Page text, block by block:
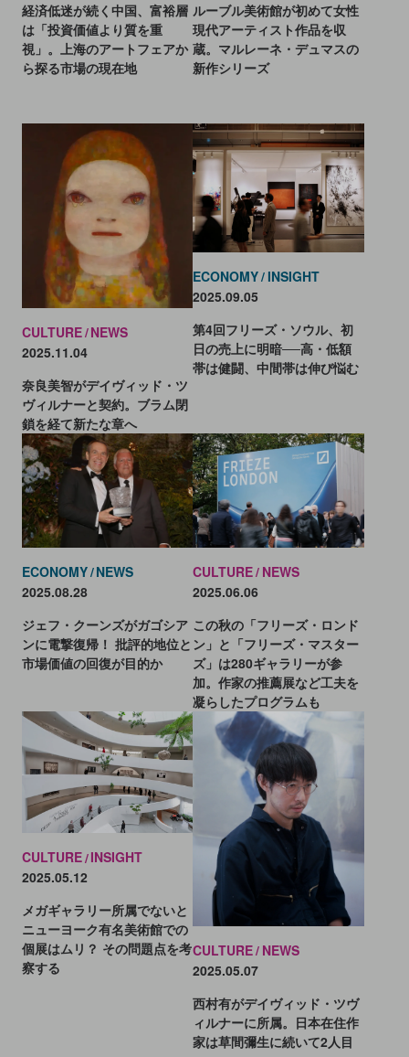
経済低迷が続く中国、富裕層
は「投資価値より質を重
視」。上海のアートフェアか
ら探る市場の現在地
ルーブル美術館が初めて女性
現代アーティスト作品を収
蔵。マルレーネ・デュマスの
新作シリーズ
CULTURE NEWS
2025.11.04
奈良美智がデイヴィッド・ツ
ヴィルナーと契約。ブラム閉
鎖を経て新たな章へ
ECONOMY INSIGHT
2025.09.05
第4回フリーズ・ソウル、初
日の売上に明暗──高・低額
帯は健闘、中間帯は伸び悩む
ECONOMY NEWS
2025.08.28
ジェフ・クーンズがガゴシア
ンに電撃復帰！ 批評的地位と
市場価値の回復が目的か
CULTURE NEWS
2025.06.06
この秋の「フリーズ・ロンド
ン」と「フリーズ・マスター
ズ」は280ギャラリーが参
加。作家の推薦展など工夫を
凝らしたプログラムも
CULTURE INSIGHT
2025.05.12
メガギャラリー所属でないと
ニューヨーク有名美術館での
個展はムリ？ その問題点を考
察する
CULTURE NEWS
2025.05.07
西村有がデイヴィッド・ツヴ
ィルナーに所属。日本在住作
家は草間彌生に続いて2人目